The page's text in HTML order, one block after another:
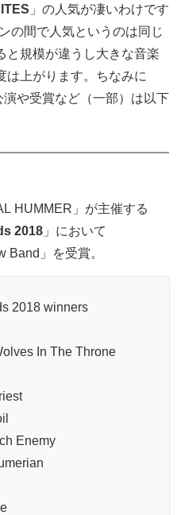
」の人気が凄いわけです
の間で人気というのは同じ
と規模が違うし大きな音楽
は上がります。ちなみに
演や受賞など（一部）は以下
HUMMER」が主催する
2018 」において
Band」を受賞。
2018 winners
In The Throne
Enemy